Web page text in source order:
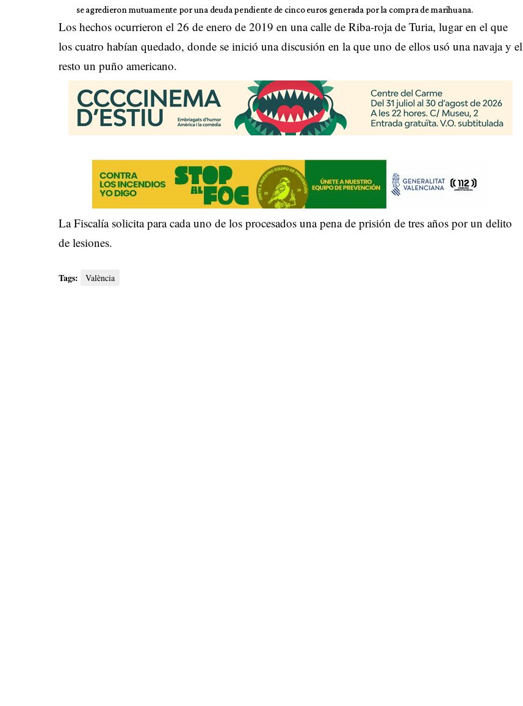
se agredieron mutuamente por una deuda pendiente de cinco euros generada por la compra de marihuana.
Los hechos ocurrieron el 26 de enero de 2019 en una calle de Riba-roja de Turia, lugar en el que
los cuatro habían quedado, donde se inició una discusión en la que uno de ellos usó una navaja y el
resto un puño americano.
La Fiscalía solicita para cada uno de los procesados una pena de prisión de tres años por un delito
de lesiones.
Tags: València